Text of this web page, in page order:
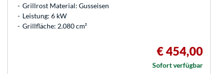
Grillrost Material: Gusseisen
Leistung: 6 kW
Grillfläche: 2.080 cm²
€ 454,00
Sofort verfügbar